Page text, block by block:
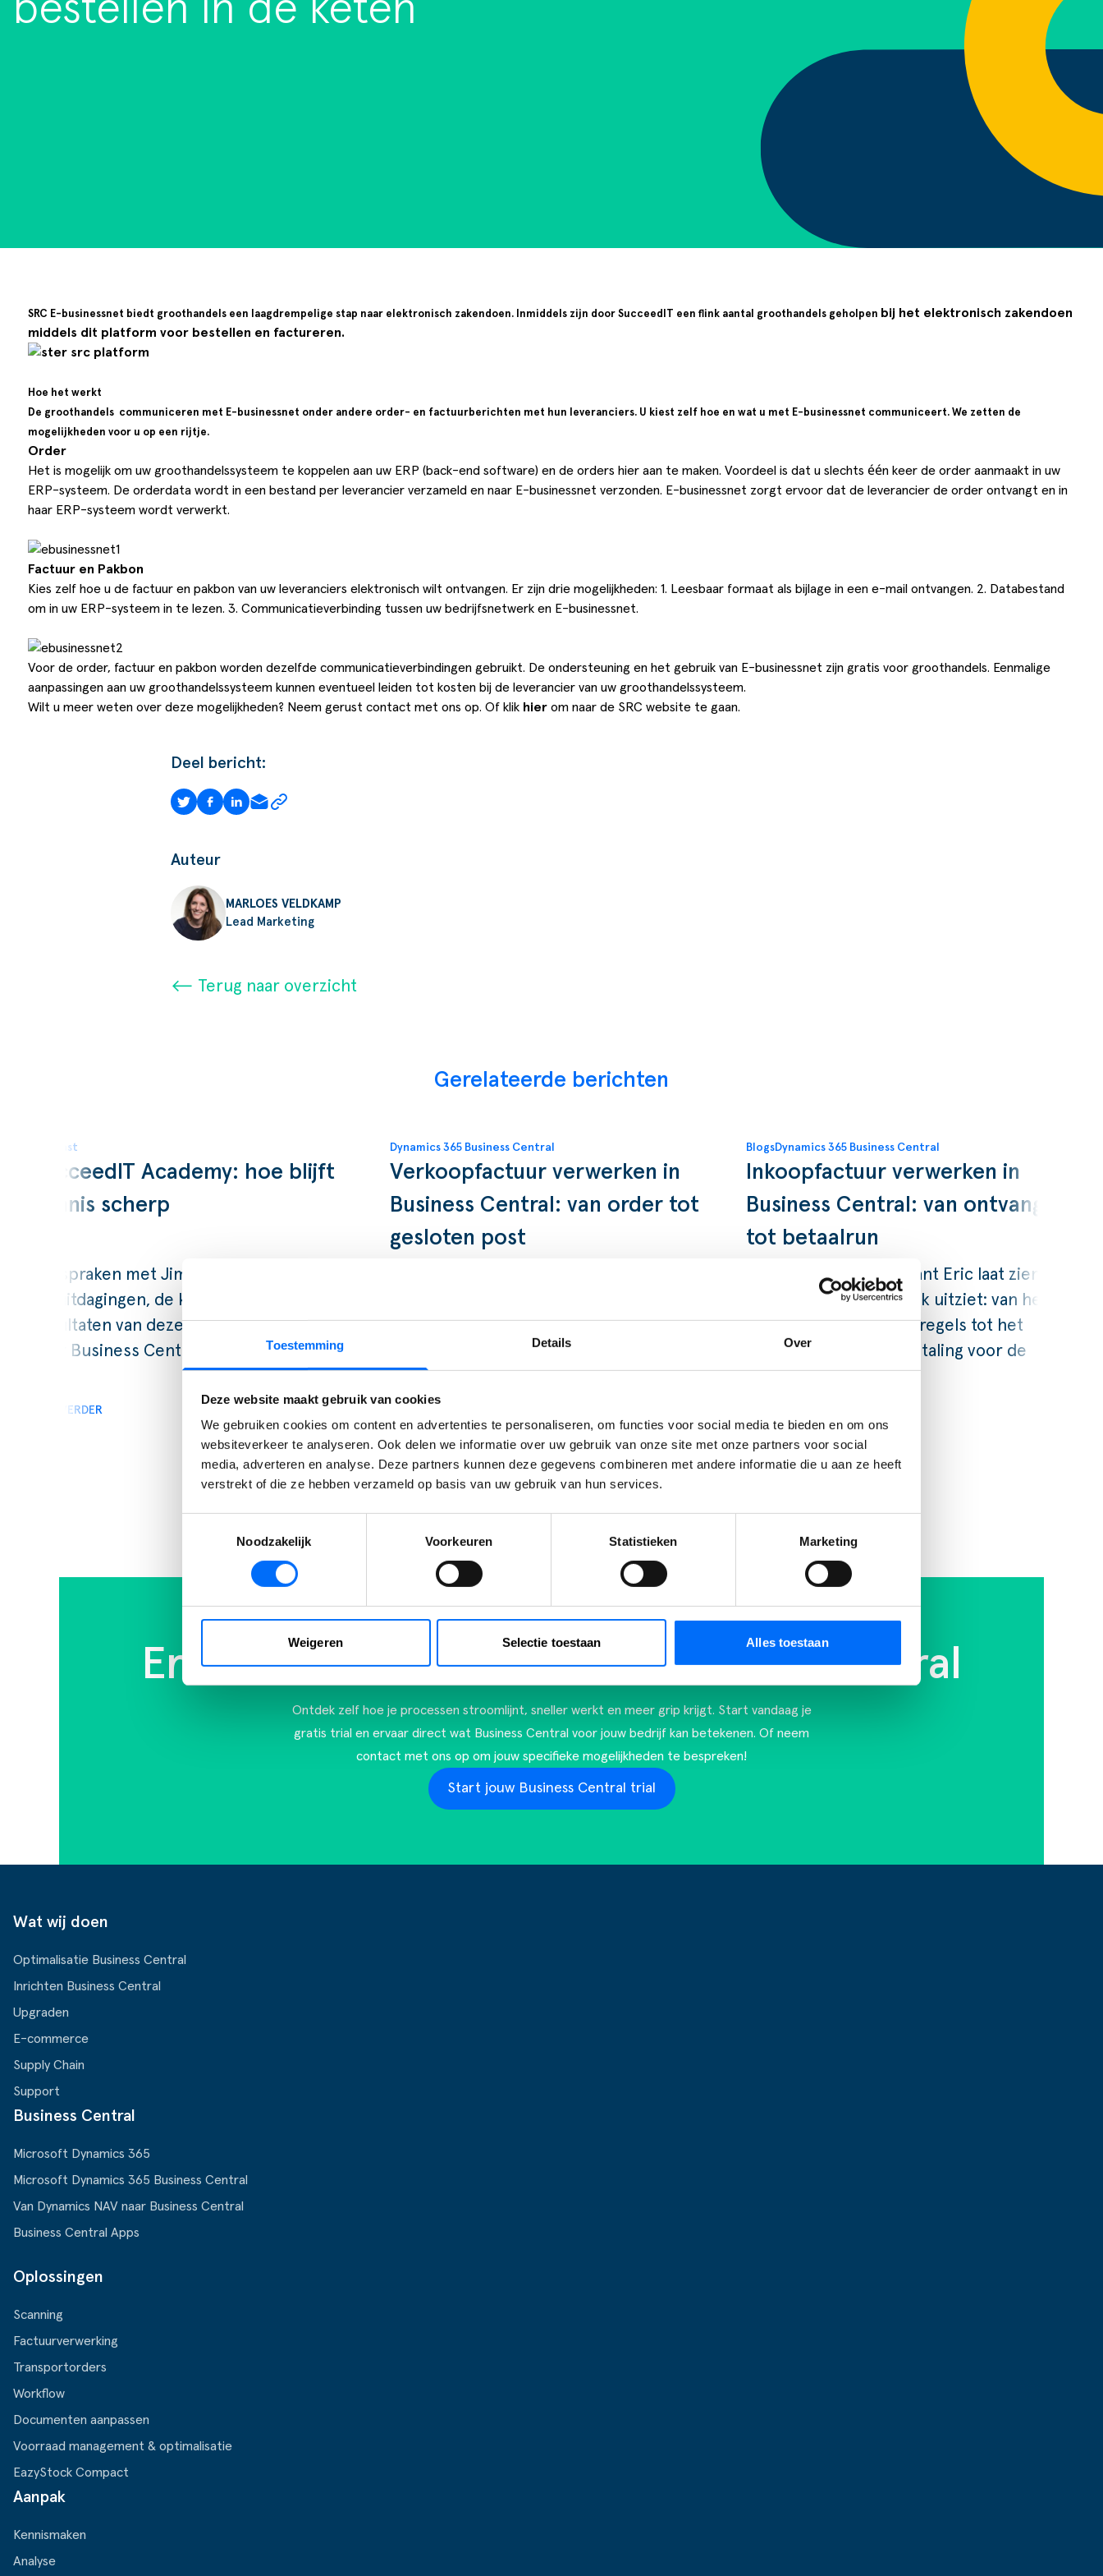
Toestemming Details Over
Deze website maakt gebruik van cookies
We gebruiken cookies om content en advertenties te personaliseren, om functies voor social media te bieden en om ons
websiteverkeer te analyseren. Ook delen we informatie over uw gebruik van onze site met onze partners voor social
media, adverteren en analyse. Deze partners kunnen deze gegevens combineren met andere informatie die u aan ze heeft
verstrekt of die ze hebben verzameld op basis van uw gebruik van hun services.
Noodzakelijk
Voorkeuren Statistieken Marketing
Weigeren Selectie toestaan Alles toestaan
Goede doelen
bestellen in de keten
SRC E-businessnet biedt groothandels een laagdrempelige stap naar elektronisch zakendoen. Inmiddels zijn door SucceedIT een flink aantal groothandels geholpen bij het elektronisch zakendoen
middels dit platform voor bestellen en factureren.
Hoe het werkt
De groothandels communiceren met E-businessnet onder andere order- en factuurberichten met hun leveranciers. U kiest zelf hoe en wat u met E-businessnet communiceert. We zetten de
mogelijkheden voor u op een rijtje.
Order
Het is mogelijk om uw groothandelssysteem te koppelen aan uw ERP (back-end software) en de orders hier aan te maken. Voordeel is dat u slechts één keer de order aanmaakt in uw
ERP-systeem. De orderdata wordt in een bestand per leverancier verzameld en naar E-businessnet verzonden. E-businessnet zorgt ervoor dat de leverancier de order ontvangt en in
haar ERP-systeem wordt verwerkt.
Factuur en Pakbon
Kies zelf hoe u de factuur en pakbon van uw leveranciers elektronisch wilt ontvangen. Er zijn drie mogelijkheden: 1. Leesbaar formaat als bijlage in een e-mail ontvangen. 2. Databestand
om in uw ERP-systeem in te lezen. 3. Communicatieverbinding tussen uw bedrijfsnetwerk en E-businessnet.
Voor de order, factuur en pakbon worden dezelfde communicatieverbindingen gebruikt. De ondersteuning en het gebruik van E-businessnet zijn gratis voor groothandels. Eenmalige
aanpassingen aan uw groothandelssysteem kunnen eventueel leiden tot kosten bij de leverancier van uw groothandelssysteem.
Wilt u meer weten over deze mogelijkheden? Neem gerust contact met ons op. Of klik hierom naar de SRC website te gaan.
Deel bericht:
Auteur
MARLOES VELDKAMP
Lead Marketing
⟵ Terug naar overzicht
Gerelateerde berichten
Podcast
SucceedIT Academy: hoe blijft
kennis scherp
Wij spraken met Jim van De Bosrand, over
de uitdagingen, de keuzes en de
resultaten van deze strategische stap
naar Business Central.
LEES VERDER
Dynamics 365 Business Central
Verkoopfactuur verwerken in
Business Central: van order tot
gesloten post
daarna het klantdossier bijhoudt, van
journaalpost tot gesloten betaling.
BlogsDynamics 365 Business Central
Inkoopfactuur verwerken in
Business Central: van ontvangst
tot betaalrun
Onze Finance Consultant Eric laat zien
hoe dat er in de praktijk uitziet: van het
ophalen van ontvangstregels tot het
klaarzetten van een betaling voor de
bank.
Ervaar zelf de kracht van Business Central
Ontdek zelf hoe je processen stroomlijnt, sneller werkt en meer grip krijgt. Start vandaag je
gratis trial en ervaar direct wat Business Central voor jouw bedrijf kan betekenen. Of neem
contact met ons op om jouw specifieke mogelijkheden te bespreken!
Start jouw Business Central trial
Wat wij doen
Optimalisatie Business Central
Inrichten Business Central
Upgraden
E-commerce
Supply Chain
Support
Business Central
Microsoft Dynamics 365
Microsoft Dynamics 365 Business Central
Van Dynamics NAV naar Business Central
Business Central Apps
Oplossingen
Scanning
Factuurverwerking
Transportorders
Workflow
Documenten aanpassen
Voorraad management & optimalisatie
EazyStock Compact
Aanpak
Kennismaken
Analyse